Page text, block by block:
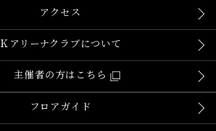
アクセス
Ｋアリーナクラブについて
主催者の方はこちら
フロアガイド